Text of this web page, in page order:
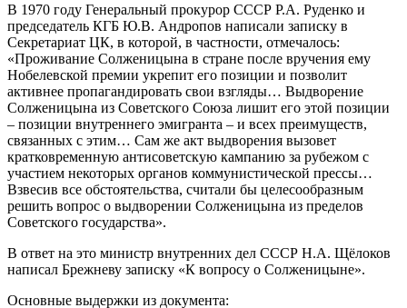
В 1970 году Генеральный прокурор СССР Р.А. Руденко и
председатель КГБ Ю.В. Андропов написали записку в
Секретариат ЦК, в которой, в частности, отмечалось:
«Проживание Солженицына в стране после вручения ему
Нобелевской премии укрепит его позиции и позволит
активнее пропагандировать свои взгляды… Выдворение
Солженицына из Советского Союза лишит его этой позиции
– позиции внутреннего эмигранта – и всех преимуществ,
связанных с этим… Сам же акт выдворения вызовет
кратковременную антисоветскую кампанию за рубежом с
участием некоторых органов коммунистической прессы…
Взвесив все обстоятельства, считали бы целесообразным
решить вопрос о выдворении Солженицына из пределов
Советского государства».
В ответ на это министр внутренних дел СССР Н.А. Щёлоков
написал Брежневу записку «К вопросу о Солженицыне».
Основные выдержки из документа: